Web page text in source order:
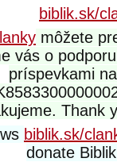
biblik.sk/
môžete
vás o
príspevkami
Thank
biblik.sk/
donate